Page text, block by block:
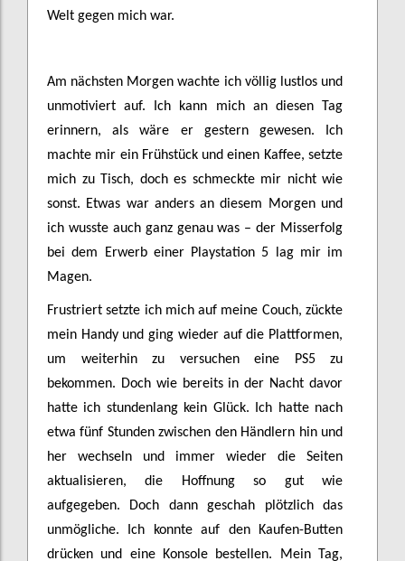
Welt gegen mich war.
Am nächsten Morgen wachte ich völlig lustlos und
unmotiviert auf. Ich kann mich an diesen Tag
erinnern, als wäre er gestern gewesen. Ich
machte mir ein Frühstück und einen Kaffee, setzte
mich zu Tisch, doch es schmeckte mir nicht wie
sonst. Etwas war anders an diesem Morgen und
ich wusste auch ganz genau was – der Misserfolg
bei dem Erwerb einer Playstation 5 lag mir im
Magen.
Frustriert setzte ich mich auf meine Couch, zückte
mein Handy und ging wieder auf die Plattformen,
um weiterhin zu versuchen eine PS5 zu
bekommen. Doch wie bereits in der Nacht davor
hatte ich stundenlang kein Glück. Ich hatte nach
etwa fünf Stunden zwischen den Händlern hin und
her wechseln und immer wieder die Seiten
aktualisieren, die Hoffnung so gut wie
aufgegeben. Doch dann geschah plötzlich das
unmögliche. Ich konnte auf den Kaufen-Butten
drücken und eine Konsole bestellen. Mein Tag,